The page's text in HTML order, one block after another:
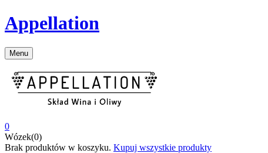
Appellation
Menu
0
Wózek(0)
Brak produktów w koszyku. Kupuj wszystkie produkty